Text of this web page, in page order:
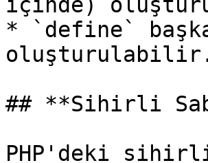
* `define`
## **Sihirli
PHP'deki